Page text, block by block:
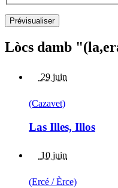
Lòcs damb
29 juin
(Cazavet)
Las Illes, Illos
10 juin
(Ercé / Èrce)